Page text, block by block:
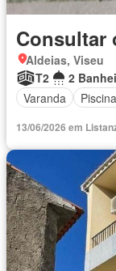
Consultar
Aldeias, Viseu
T2
2
Varanda
Piscina
13/06/2026 em